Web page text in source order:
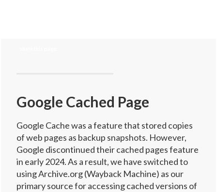
Google Cached Page
Google Cache was a feature that stored copies
of web pages as backup snapshots. However,
Google discontinued their cached pages feature
in early 2024. As a result, we have switched to
using Archive.org (Wayback Machine) as our
primary source for accessing cached versions of